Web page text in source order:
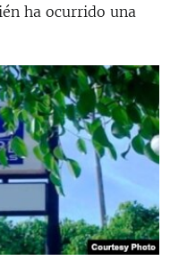
ha ocurrido una